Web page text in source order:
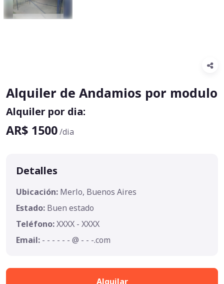
Alquiler de Andamios por modulo
Alquiler por dia:
AR$ 1500/dia
Detalles
Ubicación: Merlo, Buenos Aires
Estado: Buen estado
Teléfono:XXXX - XXXX
Email: - - - - - - @ - - -.com
Alquilar